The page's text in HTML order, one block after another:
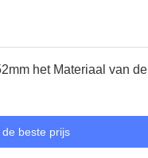
het Materiaal van de
de beste prijs